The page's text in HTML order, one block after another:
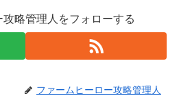
略管理人をフォローする
ファームヒーロー攻略管理人